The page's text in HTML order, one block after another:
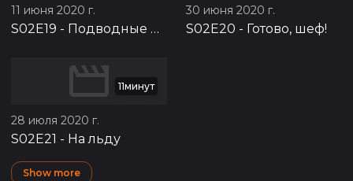
11 июня 2020 г.
S02E19 - Подводные приключения
30 июня 2020 г.
S02E20 - Готово, шеф!
11минут
28 июля 2020 г.
S02E21 - На льду
Show more